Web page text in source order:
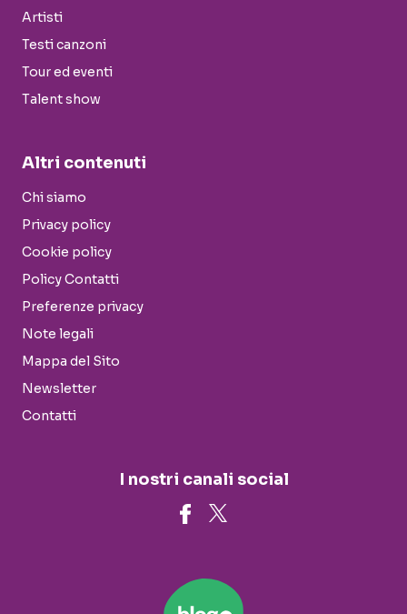
Artisti
Testi canzoni
Tour ed eventi
Talent show
Altri contenuti
Chi siamo
Privacy policy
Cookie policy
Policy Contatti
Preferenze privacy
Note legali
Mappa del Sito
Newsletter
Contatti
I nostri canali social